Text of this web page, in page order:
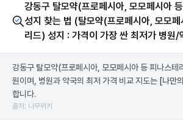
강동구 탈모약(프로페시아, 모모페시아
성지 찾는 법 (탈모약(프로페시아, 모모페
리드) 성지 : 가격이 가장 싼 최저가 병원/
강동구 탈모약(프로페시아, 모모페시아 등 피나스
원이며, 병원과 약국의 최저 가격 비교 지도는 [나만
합니다.
출처: 나무위키